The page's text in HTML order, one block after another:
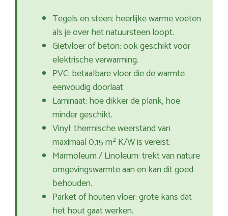
Tegels en steen: heerlijke warme voeten
als je over het natuursteen loopt.
Gietvloer of beton: ook geschikt voor
elektrische verwarming.
PVC: betaalbare vloer die de warmte
eenvoudig doorlaat.
Laminaat: hoe dikker de plank, hoe
minder geschikt.
Vinyl: thermische weerstand van
maximaal 0,15 m² K/W is vereist.
Marmoleum / Linoleum: trekt van nature
omgevingswarmte aan en kan dit goed
behouden.
Parket of houten vloer: grote kans dat
het hout gaat werken.